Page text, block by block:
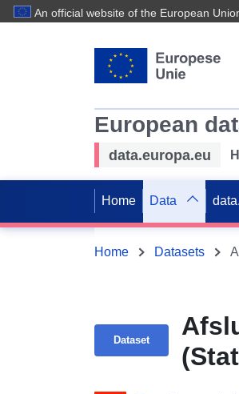
An official website of the European
European
data.europa.eu
Home Data
Home Datasets
Dataset